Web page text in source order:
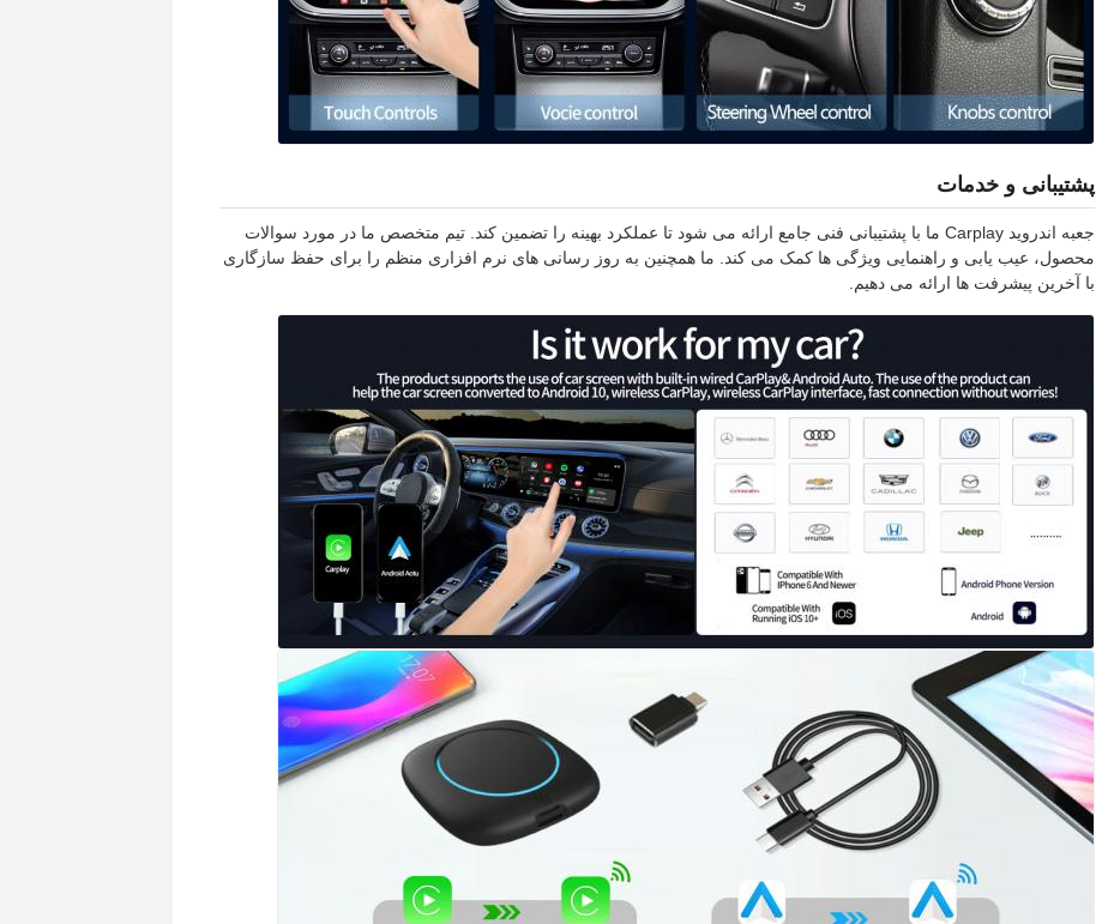
پشتیبانی و خدمات
جعبه اندروید Carplay ما با پشتیبانی فنی جامع ارائه می شود تا عملکرد بهینه را تضمین کند. تیم متخصص ما در مورد سوالات
محصول، عیب یابی و راهنمایی ویژگی ها کمک می کند. ما همچنین به روز رسانی های نرم افزاری منظم را برای حفظ سازگاری
با آخرین پیشرفت ها ارائه می دهیم.